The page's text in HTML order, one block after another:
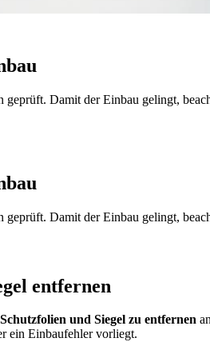
Damit der Einbau gelingt,
Damit der Einbau gelingt,
entfernen
und Siegel zu entfernen
ein Einbaufehler vorliegt.